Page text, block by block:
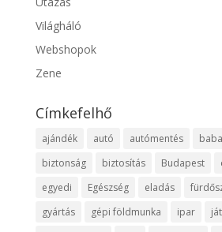
Világháló
Webshopok
Zene
Címkefelhő
ajándék autó autómentés baba
biztonság
biztosítás Budapest
egyedi
Egészség eladás
gyártás
gépi földmunka ipar